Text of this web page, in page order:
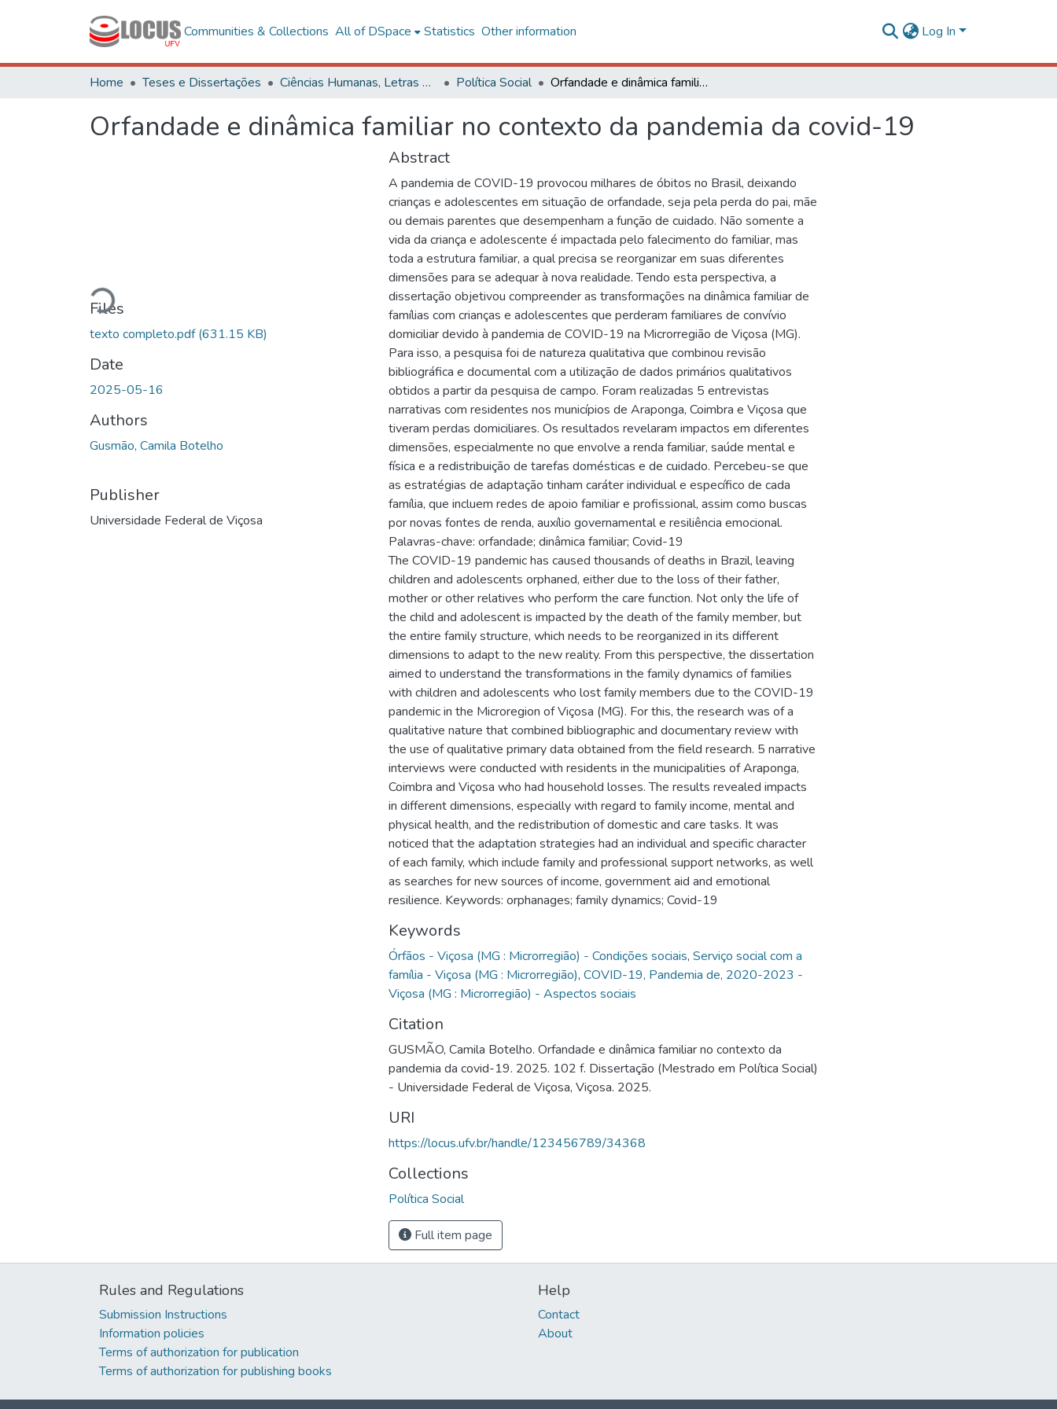
Communities & Collections All of DSpace Statistics Other information Log In
Home Teses e Dissertações Ciências Humanas, Letras e Artes Política Social Orfandade e dinâmica familiar no contexto da pandemia da covid-19
Orfandade e dinâmica familiar no contexto da pandemia da covid-19
Loading...
Files
texto completo.pdf(631.15 KB)
Date
2025-05-16
Authors
Gusmão, Camila Botelho
Publisher
Universidade Federal de Viçosa
Abstract
A pandemia de COVID-19 provocou milhares de óbitos no Brasil, deixando
crianças e adolescentes em situação de orfandade, seja pela perda do pai, mãe
ou demais parentes que desempenham a função de cuidado. Não somente a
vida da criança e adolescente é impactada pelo falecimento do familiar, mas
toda a estrutura familiar, a qual precisa se reorganizar em suas diferentes
dimensões para se adequar à nova realidade. Tendo esta perspectiva, a
dissertação objetivou compreender as transformações na dinâmica familiar de
famílias com crianças e adolescentes que perderam familiares de convívio
domiciliar devido à pandemia de COVID-19 na Microrregião de Viçosa (MG).
Para isso, a pesquisa foi de natureza qualitativa que combinou revisão
bibliográfica e documental com a utilização de dados primários qualitativos
obtidos a partir da pesquisa de campo. Foram realizadas 5 entrevistas
narrativas com residentes nos municípios de Araponga, Coimbra e Viçosa que
tiveram perdas domiciliares. Os resultados revelaram impactos em diferentes
dimensões, especialmente no que envolve a renda familiar, saúde mental e
física e a redistribuição de tarefas domésticas e de cuidado. Percebeu-se que
as estratégias de adaptação tinham caráter individual e específico de cada
família, que incluem redes de apoio familiar e profissional, assim como buscas
por novas fontes de renda, auxílio governamental e resiliência emocional.
Palavras-chave: orfandade; dinâmica familiar; Covid-19
The COVID-19 pandemic has caused thousands of deaths in Brazil, leaving
children and adolescents orphaned, either due to the loss of their father,
mother or other relatives who perform the care function. Not only the life of
the child and adolescent is impacted by the death of the family member, but
the entire family structure, which needs to be reorganized in its different
dimensions to adapt to the new reality. From this perspective, the dissertation
aimed to understand the transformations in the family dynamics of families
with children and adolescents who lost family members due to the COVID-19
pandemic in the Microregion of Viçosa (MG). For this, the research was of a
qualitative nature that combined bibliographic and documentary review with
the use of qualitative primary data obtained from the field research. 5 narrative
interviews were conducted with residents in the municipalities of Araponga,
Coimbra and Viçosa who had household losses. The results revealed impacts
in different dimensions, especially with regard to family income, mental and
physical health, and the redistribution of domestic and care tasks. It was
noticed that the adaptation strategies had an individual and specific character
of each family, which include family and professional support networks, as well
as searches for new sources of income, government aid and emotional
resilience. Keywords: orphanages; family dynamics; Covid-19
Keywords
Órfãos - Viçosa (MG : Microrregião) - Condições sociais, Serviço social com a
família - Viçosa (MG : Microrregião), COVID-19, Pandemia de, 2020-2023 -
Viçosa (MG : Microrregião) - Aspectos sociais
Citation
GUSMÃO, Camila Botelho. Orfandade e dinâmica familiar no contexto da
pandemia da covid-19. 2025. 102 f. Dissertação (Mestrado em Política Social)
- Universidade Federal de Viçosa, Viçosa. 2025.
URI
https://locus.ufv.br/handle/123456789/34368
Collections
Política Social
Full item page
Rules and Regulations
Submission Instructions
Information policies
Terms of authorization for publication
Terms of authorization for publishing books
Help
Contact
About